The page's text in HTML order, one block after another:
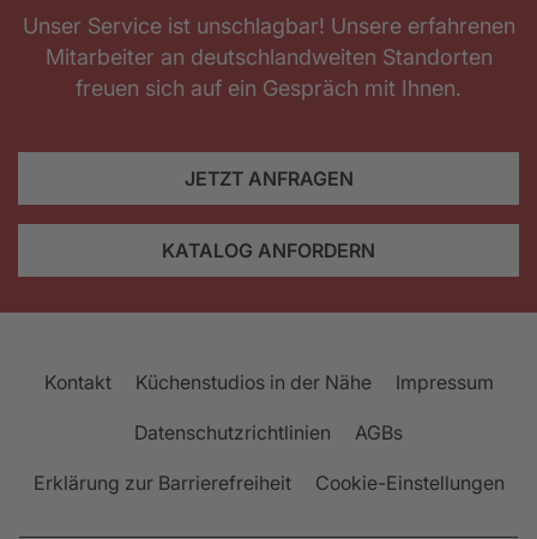
Unser Service ist unschlagbar! Unsere erfahrenen
Mitarbeiter an deutschlandweiten Standorten
freuen sich auf ein Gespräch mit Ihnen.
JETZT ANFRAGEN
KATALOG ANFORDERN
Kontakt Küchenstudios in der Nähe Impressum
Datenschutzrichtlinien AGBs
Erklärung zur Barrierefreiheit Cookie-Einstellungen